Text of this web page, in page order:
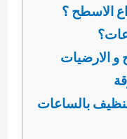
بالساعات